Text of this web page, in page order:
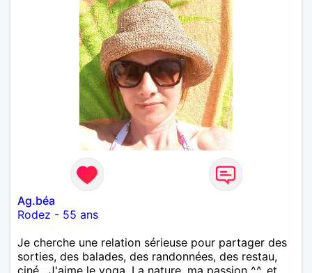
Ag.béa
Rodez - 55 ans
Je cherche une relation sérieuse pour partager des
sorties, des balades, des randonnées, des restau,
ciné . J'aime le yoga, La nature, ma passion ^^, et